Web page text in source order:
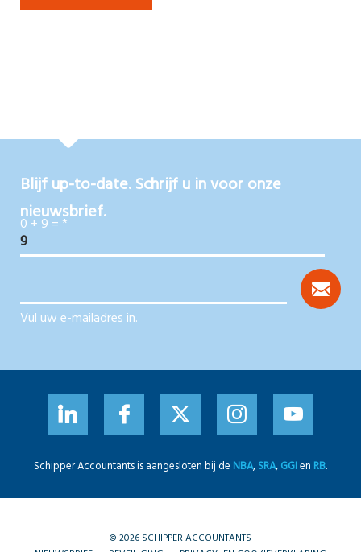
Blijf up-to-date. Schrijf u in voor onze
nieuwsbrief.
0 + 9 = *
Vul uw e-mailadres in.
Schipper Accountants is aangesloten bij de NBA,SRA,GGIen RB.
© 2026 SCHIPPER ACCOUNTANTS